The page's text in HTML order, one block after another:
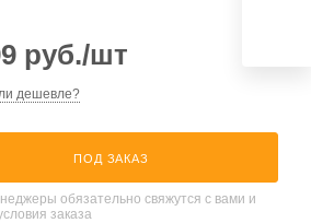
руб./шт
дешевле?
ПОД ЗАКАЗ
обязательно свяжутся с вами и
заказа